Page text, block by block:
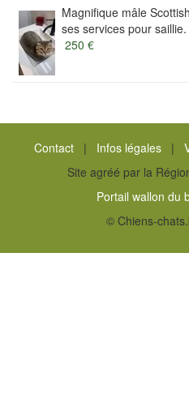
Magnifique mâle
ses services pour saillie.
250 €
Contact| Infos légales|
Site agréé par la
Portail wallon du
© Chiens-